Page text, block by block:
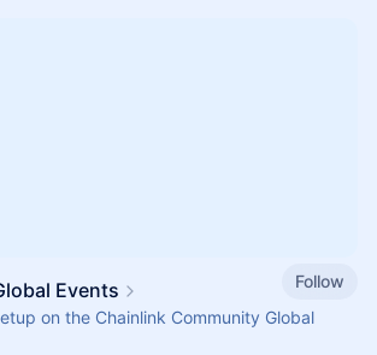
Events
Follow
on the Chainlink Community Global